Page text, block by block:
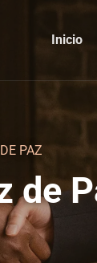
Inicio
PAZ
de